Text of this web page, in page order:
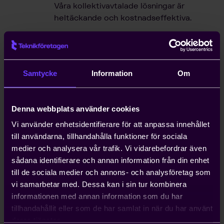
Samtycke Information Om
Denna webbplats använder cookies
Vi använder enhetsidentifierare för att anpassa innehållet
till användarna, tillhandahålla funktioner för sociala
medier och analysera vår trafik. Vi vidarebefordrar även
sådana identifierare och annan information från din enhet
till de sociala medier och annons- och analysföretag som
vi samarbetar med. Dessa kan i sin tur kombinera
informationen med annan information som du har
tillhandahållit eller som de har samlat in när du har använt
Våra kollektivavtalade lösningar är
heltäckande och kostnadseffektiva.
Hjälp med snabb handläggning
av arbetstillstånd
Kompetensförsörjning är ett växande
problem för entreprenörer, och att
till ett år. Teknikföretagen kan ordna
arbetstillstånd på tio dagar.
Hjälp med att driva viktiga
näringspolitiska frågor
Vi bedriver påverkans- och
opinionsarbete i Sverige och EU för att
ta tillvara våra medlemmars intressen.